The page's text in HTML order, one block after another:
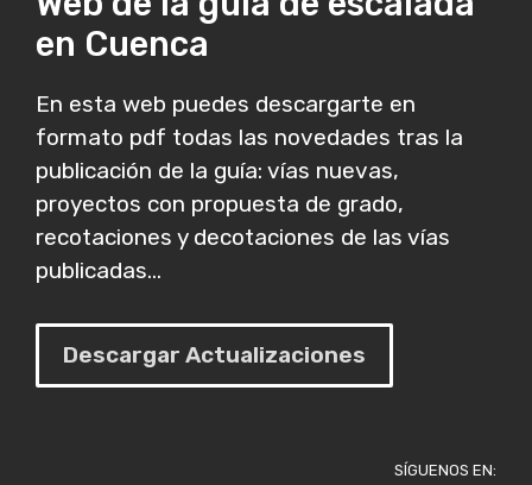
en Cuenca
En esta web puedes descargarte en
formato pdf todas las novedades tras la
publicación de la guía: vías nuevas,
proyectos con propuesta de grado,
recotaciones y decotaciones de las vías
publicadas...
Descargar Actualizaciones
SÍGUENOS EN: